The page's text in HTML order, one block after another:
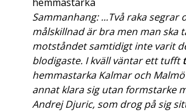
Sammanhang: ...Två raka segrar
målskillnad är bra men man ska
motståndet samtidigt inte varit
blodigaste. I kväll väntar ett tufft
hemmastarka Kalmar och
annat klara sig utan formstarke
Andrej Djuric, som drog på sig